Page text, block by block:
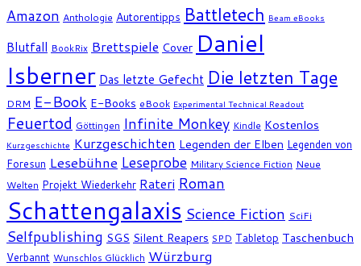
Amazon Anthologie Autorentipps Battletech Beam eBooks
Blutfall BookRix Brettspiele Cover Daniel
Isberner Das letzte Gefecht Die letzten Tage
DRM E-Book E-Books eBook Experimental Technical Readout
Feuertod Göttingen Infinite Monkey Kindle Kostenlos
Kurzgeschichte Kurzgeschichten Legenden der Elben Legenden von
Foresun Lesebühne Leseprobe Military Science Fiction Neue
Welten Projekt Wiederkehr Rateri Roman
Schattengalaxis Science Fiction SciFi
Selfpublishing SGS Silent Reapers SPD Tabletop Taschenbuch
Verbannt Wunschlos Glücklich Würzburg